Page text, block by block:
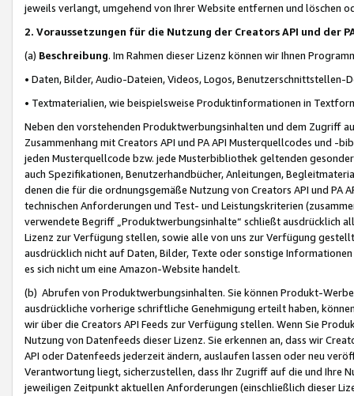
jeweils verlangt, umgehend von Ihrer Website entfernen und löschen
2. Voraussetzungen für die Nutzung der Creators API und der
(a) Beschreibung. Im Rahmen dieser Lizenz können wir Ihnen
• Daten, Bilder, Audio-Dateien, Videos, Logos, Benutzerschnittstellen-
• Textmaterialien, wie beispielsweise Produktinformationen in
Neben den vorstehenden Produktwerbungsinhalten und dem Zugriff
Zusammenhang mit Creators API und PA API Musterquellcodes und
jeden Musterquellcode bzw. jede Musterbibliothek geltenden
auch Spezifikationen, Benutzerhandbücher, Anleitungen,
denen die für die ordnungsgemäße Nutzung von Creators API und PA
technischen Anforderungen und Test- und Leistungskriterien
verwendete Begriff „Produktwerbungsinhalte“ schließt ausdrücklich
Lizenz zur Verfügung stellen, sowie alle von uns zur Verfügung
ausdrücklich nicht auf Daten, Bilder, Texte oder sonstige
es sich nicht um eine Amazon-Website handelt.
(b) Abrufen von Produktwerbungsinhalten. Sie können Produkt-
ausdrückliche vorherige schriftliche Genehmigung erteilt haben,
wir über die Creators API Feeds zur Verfügung stellen. Wenn Sie
Nutzung von Datenfeeds dieser Lizenz. Sie erkennen an, dass wir
API oder Datenfeeds jederzeit ändern, auslaufen lassen oder neu
Verantwortung liegt, sicherzustellen, dass Ihr Zugriff auf die und Ihre
jeweiligen Zeitpunkt aktuellen Anforderungen (einschließlich dieser